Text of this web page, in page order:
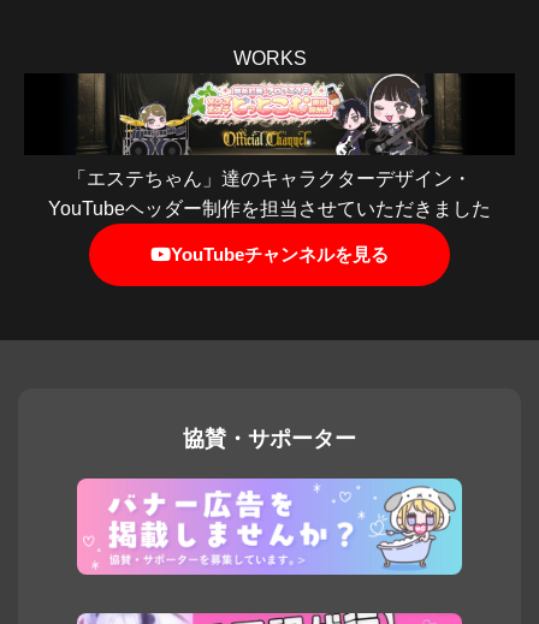
WORKS
「エステちゃん」達のキャラクターデザイン・
YouTubeヘッダー制作を担当させていただきました
YouTubeチャンネルを見る
協賛・サポーター